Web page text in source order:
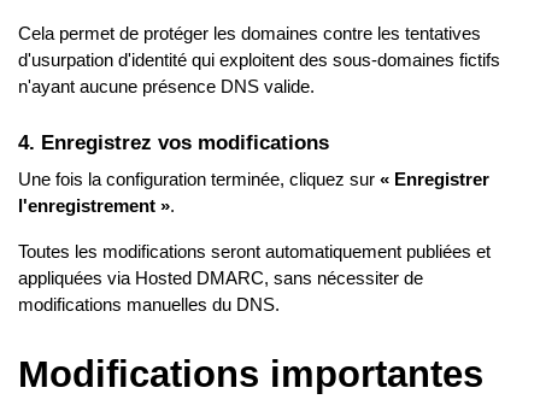
Cela permet de protéger les domaines contre les tentatives
d'usurpation d'identité qui exploitent des sous-domaines fictifs
n'ayant aucune présence DNS valide.
4. Enregistrez vos modifications
Une fois la configuration terminée, cliquez sur « Enregistrer
l'enregistrement ».
Toutes les modifications seront automatiquement publiées et
appliquées via Hosted DMARC, sans nécessiter de
modifications manuelles du DNS.
Modifications importantes